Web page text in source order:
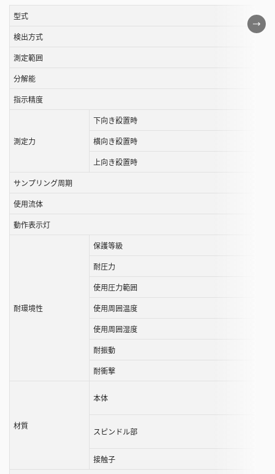
こ
の
型式
検出方式
測定範囲
分解能
指示精度
測定力
下向き設置時
横向き設置時
上向き設置時
サンプリング周期
使用流体
動作表示灯
耐環境性
保護等級
耐圧力
使用圧力範囲
使用周囲温度
使用周囲湿度
耐振動
耐衝撃
材質
本体
スピンドル部
接触子